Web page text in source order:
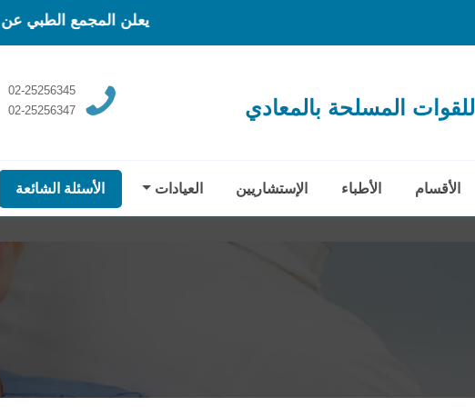
يعلن المجمع الطبي عن بدء العيادات
المسلحة بالمعادي
02-25256345
02-25256347
الأقسام الأطباء الإستشاريين العيادات الأسئلة الشائعة